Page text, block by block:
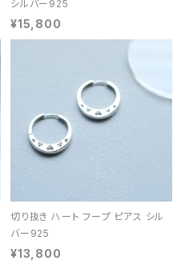
シルバー925
¥15,800
切り抜き ハート フープ ピアス シル
バー925
¥13,800